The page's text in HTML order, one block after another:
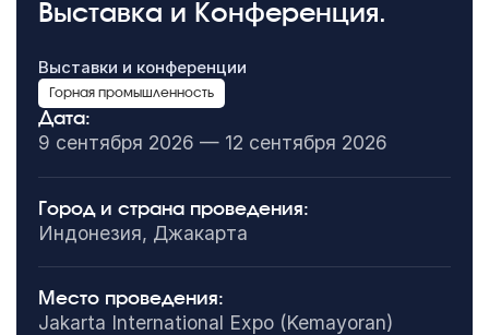
Выставка и Конференция.
Выставки и конференции
Горная промышленность
Дата:
9 сентября 2026 — 12 сентября 2026
Город и страна проведения:
Индонезия, Джакарта
Место проведения:
Jakarta International Expo (Kemayoran)